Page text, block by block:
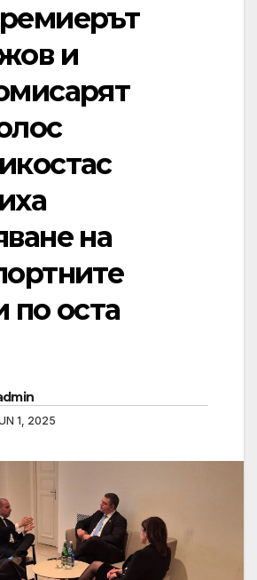
и
на
по оста
1, 2025